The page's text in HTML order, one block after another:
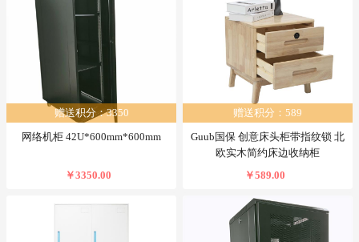
赠送积分：3350
网络机柜 42U*600mm*600mm
￥3350.00
赠送积分：589
Guub国保 创意床头柜带指纹锁 北
欧实木简约床边收纳柜
￥589.00